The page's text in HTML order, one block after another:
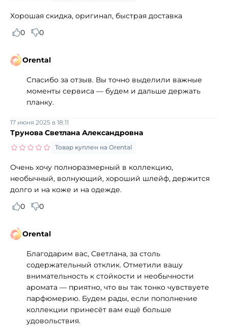
Хорошая скидка, оригинал, быстрая доставка
0
0
Orental
Спасибо за отзыв. Вы точно выделили важные
моменты сервиса — будем и дальше держать
планку.
Трунова Светлана Александровна
17 июня 2025 в 18:11
Товар куплен на Orental
Очень хочу полноразмерный в коллекцию,
необычный, волнующий, хороший шлейф, держится
долго и на коже и на одежде.
0
0
Orental
Благодарим вас, Светлана, за столь
содержательный отклик. Отметили вашу
внимательность к стойкости и необычности
аромата — приятно, что вы так тонко чувствуете
парфюмерию. Будем рады, если пополнение
коллекции принесёт вам ещё больше
удовольствия.